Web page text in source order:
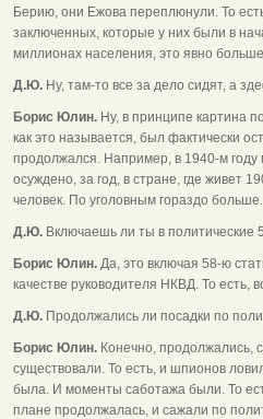
Берию, они Ежова переплюнули. То
заключенных, которые у них были в
миллионах населения, это явно
Д.Ю. Ну, там-то все за дело сидят, а
Борис Юлин. Ну, в принципе картина
как это называется, был фактически
продолжался. Например, в 1940-м году
осуждено, за год, в стране, где живет
человек. По уголовным гораздо больше.
Д.Ю. Включаешь ли ты в политические
Борис Юлин. Да, это включая 58-ю
качестве руководителя НКВД. То есть,
Д.Ю. Продолжались ли посадки по
Борис Юлин. Конечно, продолжались,
существовали. То есть, и шпионов
была. И моменты саботажа были. То
плане продолжалась, и сажали по